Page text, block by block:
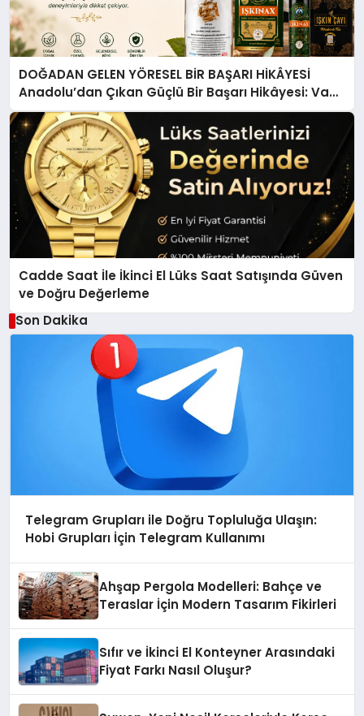
DOĞADAN GELEN YÖRESEL BİR BAŞARI HİKÂYESİ
Anadolu’dan Çıkan Güçlü Bir Başarı Hikâyesi: Van
Gölü Yöresel Işkın Kökü Sirkesi
Cadde Saat İle İkinci El Lüks Saat Satışında Güven
ve Doğru Değerleme
Son Dakika
Telegram Grupları ile Doğru Topluluğa Ulaşın:
Hobi Grupları İçin Telegram Kullanımı
Ahşap Pergola Modelleri: Bahçe ve
Teraslar İçin Modern Tasarım Fikirleri
Sıfır ve İkinci El Konteyner Arasındaki
Fiyat Farkı Nasıl Oluşur?